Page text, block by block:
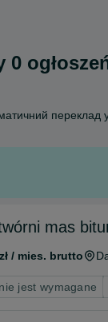
0
переклад
mas
/ mies. brutto
jest wymagane